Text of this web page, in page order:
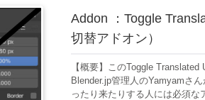
Addon ：Toggle
切替アドオン）
【概要】このToggle
Blender.jp管理人のYamyamさ
ったり来たりする人には必須な